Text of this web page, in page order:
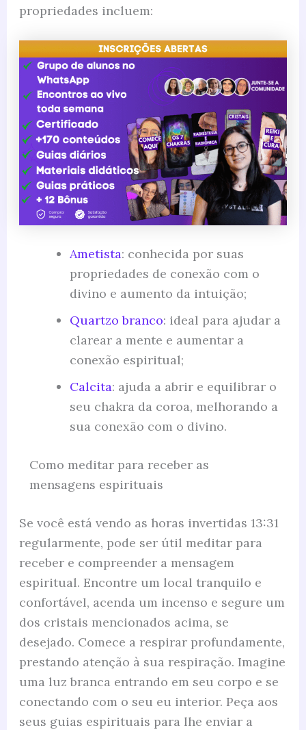
propriedades incluem:
Ametista: conhecida por suas
propriedades de conexão com o
divino e aumento da intuição;
Quartzo branco: ideal para ajudar a
clarear a mente e aumentar a
conexão espiritual;
Calcita: ajuda a abrir e equilibrar o
seu chakra da coroa, melhorando a
sua conexão com o divino.
Como meditar para receber as
mensagens espirituais
Se você está vendo as horas invertidas 13:31
regularmente, pode ser útil meditar para
receber e compreender a mensagem
espiritual. Encontre um local tranquilo e
confortável, acenda um incenso e segure um
dos cristais mencionados acima, se
desejado. Comece a respirar profundamente,
prestando atenção à sua respiração. Imagine
uma luz branca entrando em seu corpo e se
conectando com o seu eu interior. Peça aos
seus guias espirituais para lhe enviar a